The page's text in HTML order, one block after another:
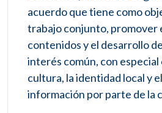
acuerdo que tiene como
trabajo conjunto, promover
contenidos y el desarrollo
interés común, con especial
cultura, la identidad local y
información por parte de la